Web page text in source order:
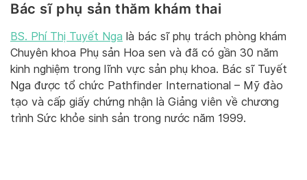
Bác sĩ phụ sản thăm khám thai
BS. Phí Thị Tuyết Nga là bác sĩ phụ trách phòng khám
Chuyên khoa Phụ sản Hoa sen và đã có gần 30 năm
kinh nghiệm trong lĩnh vực sản phụ khoa. Bác sĩ Tuyết
Nga được tổ chức Pathfinder International – Mỹ đào
tạo và cấp giấy chứng nhận là Giảng viên về chương
trình Sức khỏe sinh sản trong nước năm 1999.